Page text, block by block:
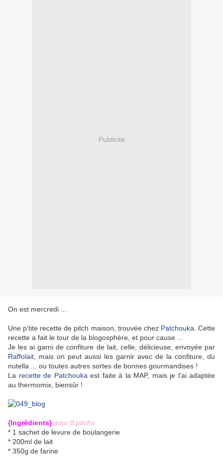
Publicité
On est mercredi ...
Une p'tite recette de pitch maison, trouvée chez Patchouka . Cette
recette a fait le tour de la blogosphère, et pour cause ...
Je les ai garni de confiture de lait, celle, délicieuse, envoyée par
Raffolait , mais on peut aussi les garnir avec de la confiture, du
nutella ... ou toutes autres sortes de bonnes gourmandises !
La recette de Patchouka est faite à la MAP, mais je l'ai adaptée
au thermomix, biensûr !
{Ingrédients} pour 8 pitchs
* 1 sachet de levure de boulangerie
* 200ml de lait
* 350g de farine